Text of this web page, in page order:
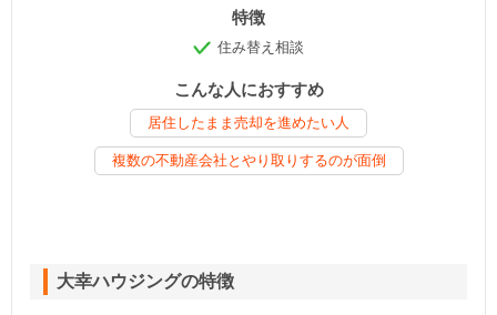
特徴
住み替え相談
こんな人におすすめ
居住したまま売却を進めたい人
複数の不動産会社とやり取りするのが面倒
大幸ハウジングの特徴